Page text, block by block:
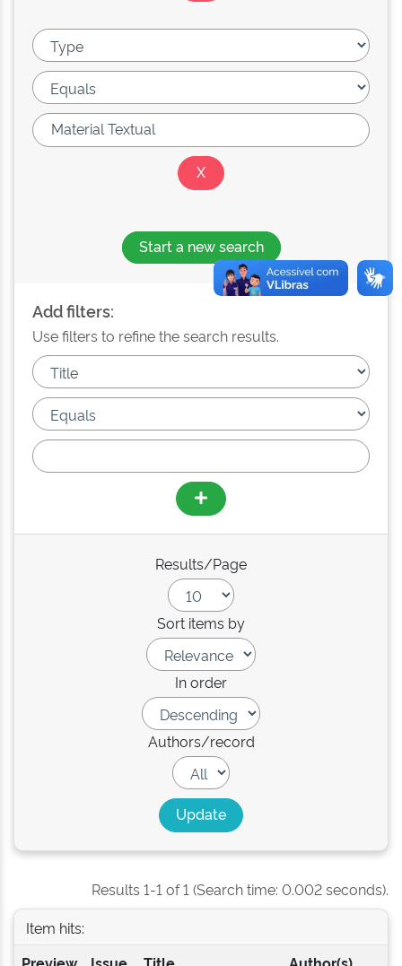
Start a new search
Add filters:
Use filters to refine the search results.
Results/Page
Sort items by
In order
Authors/record
Results 1-1 of 1 (Search time: 0.002 seconds).
Item hits: